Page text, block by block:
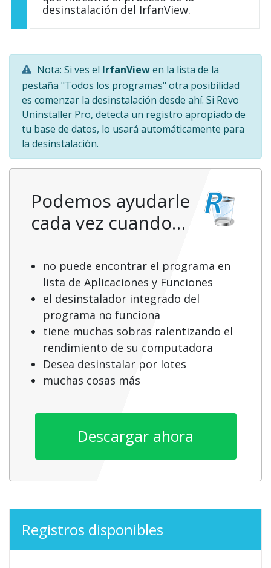
desinstalación del IrfanView.
Nota: Si ves el IrfanViewen la lista de la
pestaña "Todos los programas" otra posibilidad
es comenzar la desinstalación desde ahí. Si Revo
Uninstaller Pro, detecta un registro apropiado de
tu base de datos, lo usará automáticamente para
la desinstalación.
Podemos ayudarle
cada vez cuando…
no puede encontrar el programa en
lista de Aplicaciones y Funciones
el desinstalador integrado del
programa no funciona
tiene muchas sobras ralentizando el
rendimiento de su computadora
Desea desinstalar por lotes
muchas cosas más
Descargar ahora
Registros disponibles